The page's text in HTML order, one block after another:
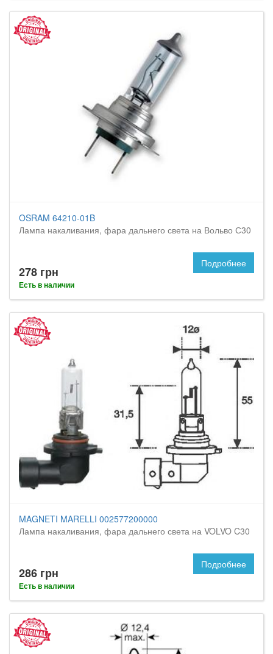
OSRAM 64210-01B
Лампа накаливания, фара дальнего света на Вольво С30
278 грн
Есть в наличии
Подробнее
MAGNETI MARELLI 002577200000
Лампа накаливания, фара дальнего света на VOLVO C30
286 грн
Есть в наличии
Подробнее